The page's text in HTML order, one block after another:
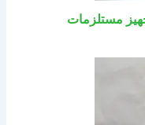
مستلزمات